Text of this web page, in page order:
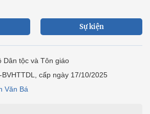
Sự kiện
Dân tộc và Tôn giáo
cấp ngày 17/10/2025
Văn Bá